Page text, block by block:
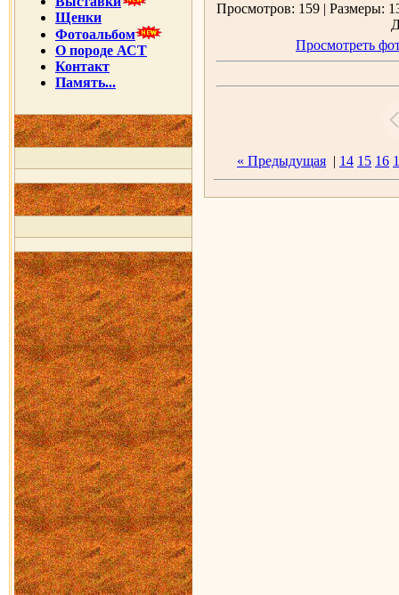
Щенки
Фотоальбом
О породе АСТ
Контакт
Память...
Просмотров: 159 | Размеры:
Просмотреть
« Предыдущая | 14 15 16